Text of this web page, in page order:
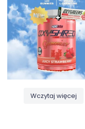
3 0
Wczytaj więcej